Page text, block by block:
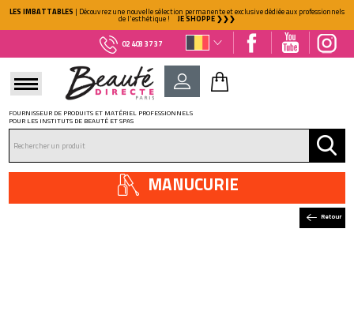
LES IMBATTABLES | Découvrez une nouvelle sélection permanente et exclusive dédiée aux professionnels
de l'esthétique ! JE SHOPPE ❯❯❯
02 403 37 37
FOURNISSEUR DE PRODUITS ET MATÉRIEL PROFESSIONNELS
POUR LES INSTITUTS DE BEAUTÉ ET SPAS
Retour
MANUCURIE